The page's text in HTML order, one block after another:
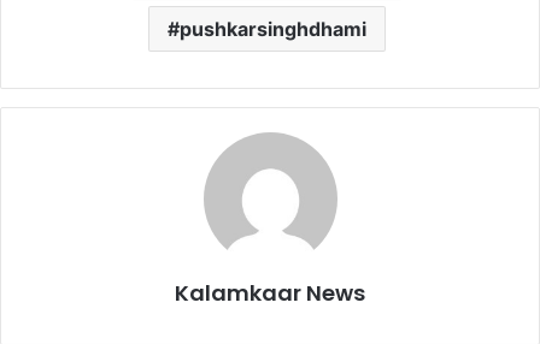
pushkarsinghdhami
Kalamkaar News